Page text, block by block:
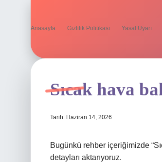
Anasayfa Gizlilik Politikası Yasal Uyarı
Sıcak hava
Tarih: Haziran 14, 2026
Bugünkü rehber içeriğimizde
detayları aktarıyoruz.